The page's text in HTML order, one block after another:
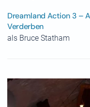
Dreamland Action 3 –
Verderben
als Bruce Statham